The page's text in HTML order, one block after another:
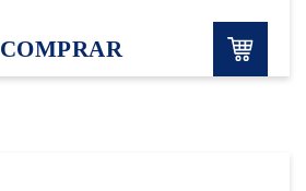
COMPRAR